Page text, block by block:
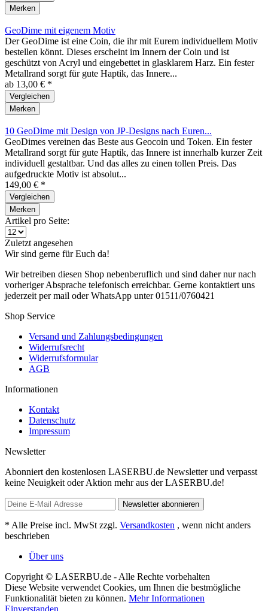
Vergleichen
GeoDime mit eigenem Motiv
Der GeoDime ist eine Coin, die ihr mit Eurem individuellem Motiv
bestellen könnt. Dieses erscheint im Innern der Coin und ist
geschützt von Acryl und eingebettet in glasklarem Harz. Ein fester
Metallrand sorgt für gute Haptik, das Innere...
ab 13,00 € *
Vergleichen
10 GeoDime mit Design von JP-Designs nach Euren...
GeoDimes vereinen das Beste aus Geocoin und Token. Ein fester
Metallrand sorgt für gute Haptik, das Innere ist innerhalb kurzer Zeit
individuell gestaltbar. Und das alles zu einen tollen Preis. Das
aufgedruckte Motiv ist absolut...
149,00 € *
Vergleichen
Merken
Artikel pro Seite:
Zuletzt angesehen
Wir betreiben diesen Shop nebenberuflich und sind daher nur nach
vorheriger Absprache telefonisch erreichbar. Gerne kontaktiert uns
Versand und Zahlungsbedingungen
Widerrufsrecht
Widerrufsformular
Kontakt
Datenschutz
Abonniert den kostenlosen LASERBU.de Newsletter und verpasst
* Alle Preise incl. MwSt zzgl.
Copyright © LASERBU.de - Alle Rechte vorbehalten
Diese Website verwendet Cookies, um Ihnen die bestmögliche
Funktionalität bieten zu können.